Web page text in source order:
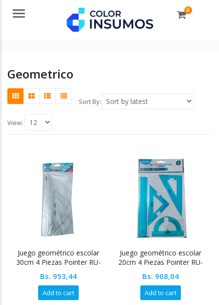
Menu 0
Geometrico
Sort By:
View:
Juego geométrico escolar
30cm 4 Piezas Pointer RU-
Bs. 953,44
Add to cart
Juego geométrico escolar
20cm 4 Piezas Pointer RU-
Bs. 908,04
Add to cart